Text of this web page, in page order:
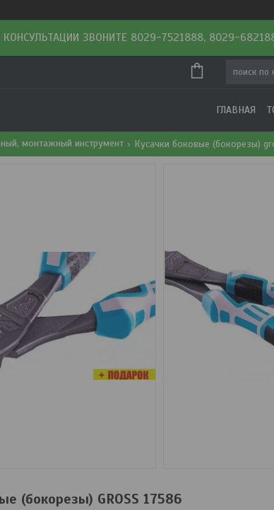
ЗВОНИТЕ 8029-7521888, 8029-
ГЛАВНАЯ
монтажный инструмент Кусачки боковые (бокорезы)
(бокорезы) GROSS 17586